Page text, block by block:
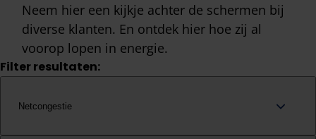
Neem hier een kijkje achter de schermen bij
diverse klanten. En ontdek hier hoe zij al
voorop lopen in energie.
Filter resultaten:
Netcongestie